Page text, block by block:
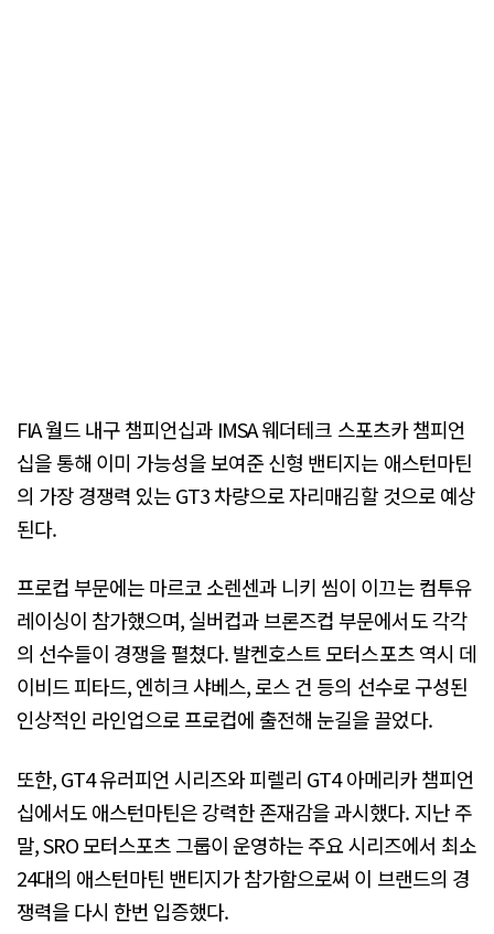
FIA 월드 내구 챔피언십과 IMSA 웨더테크 스포츠카 챔피언
십을 통해 이미 가능성을 보여준 신형 밴티지는 애스턴마틴
의 가장 경쟁력 있는 GT3 차량으로 자리매김할 것으로 예상
된다.
프로컵 부문에는 마르코 소렌센과 니키 씸이 이끄는 컴투유
레이싱이 참가했으며, 실버컵과 브론즈컵 부문에서도 각각
의 선수들이 경쟁을 펼쳤다. 발켄호스트 모터스포츠 역시 데
이비드 피타드, 엔히크 샤베스, 로스 건 등의 선수로 구성된
인상적인 라인업으로 프로컵에 출전해 눈길을 끌었다.
또한, GT4 유러피언 시리즈와 피렐리 GT4 아메리카 챔피언
십에서도 애스턴마틴은 강력한 존재감을 과시했다. 지난 주
말, SRO 모터스포츠 그룹이 운영하는 주요 시리즈에서 최소
24대의 애스턴마틴 밴티지가 참가함으로써 이 브랜드의 경
쟁력을 다시 한번 입증했다.